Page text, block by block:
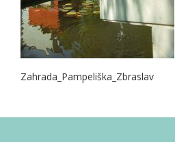
Zahrada_Pampeliška_Zbraslav